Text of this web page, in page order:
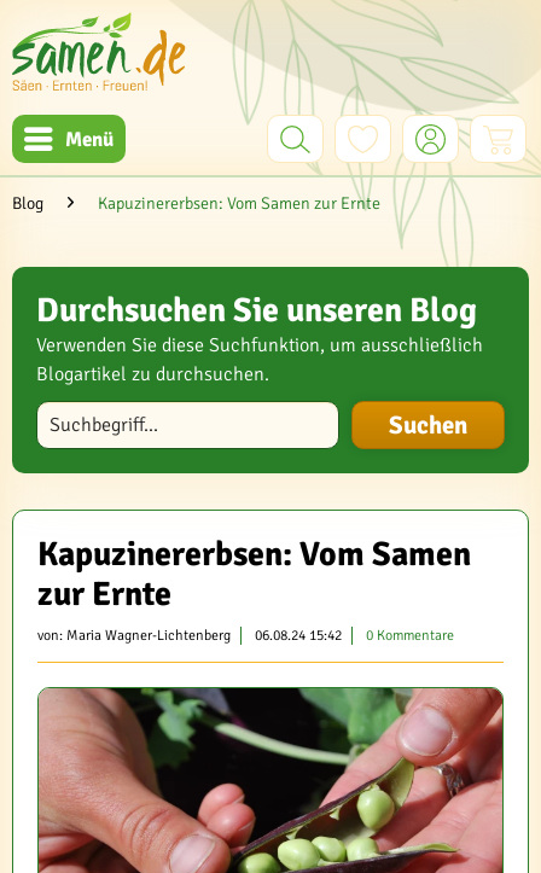
Menü
Blog Kapuzinererbsen: Vom Samen zur Ernte
Durchsuchen Sie unseren Blog
Verwenden Sie diese Suchfunktion, um ausschließlich
Blogartikel zu durchsuchen.
Blog durchsuchen
Kapuzinererbsen: Vom Samen
zur Ernte
von: Maria Wagner-Lichtenberg 06.08.24 15:42 0 Kommentare